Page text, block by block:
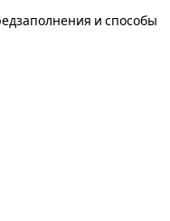
и способы